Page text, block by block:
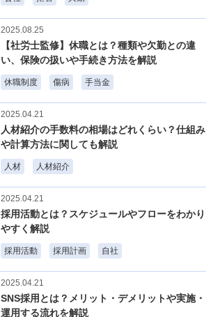
2025.08.25
【社労士監修】休職とは？種類や欠勤との違
い、保険の扱いや手続き方法を解説
休職制度 傷病 手当金
2025.04.21
人材紹介の手数料の相場はどれくらい？仕組み
や計算方法に関しても解説
人材 人材紹介
2025.04.21
採用活動とは？スケジュールやフローをわかり
やすく解説
採用活動 採用計画 自社
2025.04.21
SNS採用とは？メリット・デメリットや実施・
運用する流れを解説